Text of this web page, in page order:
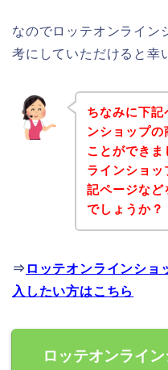
なのでロッテオンライン
考にしていただけると幸
ちなみに下記
ンショップの
ことができ
ラインショ
記ページなど
でしょうか？
⇒ ロッテオンラインショ
入したい方はこちら
ロッテオンライ